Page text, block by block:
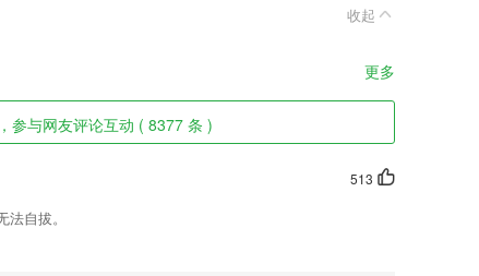
收起
更多
参与网友评论互动 ( 8377 条 )
513
自拔。